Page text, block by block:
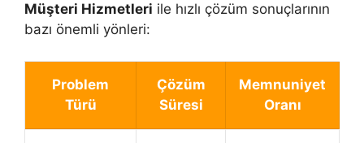
Müşteri Hizmetleri ile hızlı çözüm sonuçlarının
bazı önemli yönleri:
Problem
Türü
Çözüm
Süresi
Memnuniyet
Oranı